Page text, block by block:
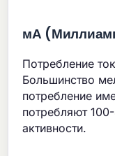
мА
Потребление
Большинство
потребление
потребляют
активности.